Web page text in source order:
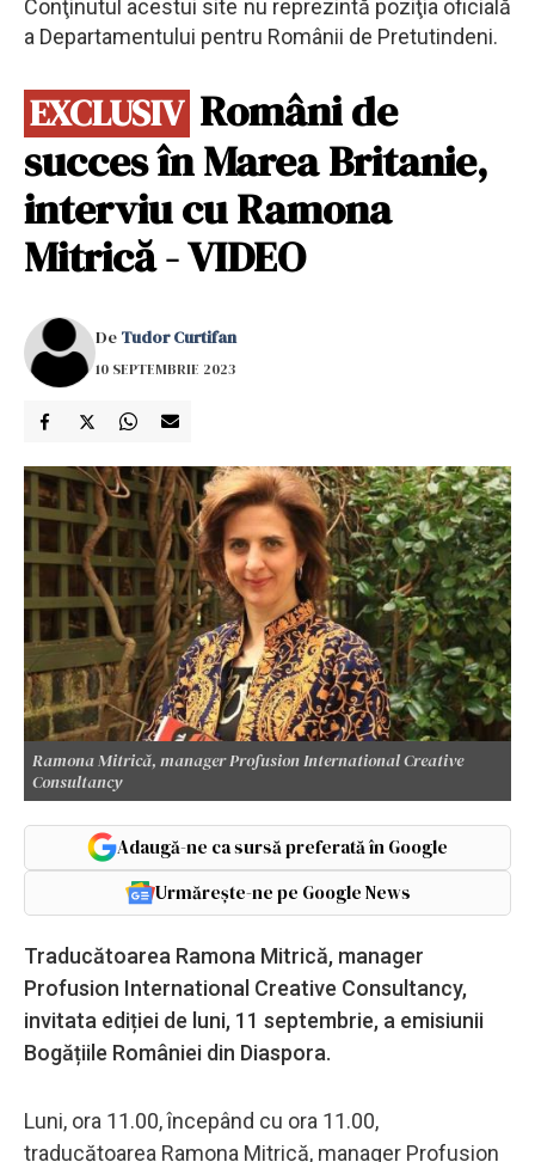
Conţinutul acestui site nu reprezintă poziţia oficială
a Departamentului pentru Românii de Pretutindeni.
EXCLUSIV Români de
succes în Marea Britanie,
interviu cu Ramona
Mitrică - VIDEO
De Tudor Curtifan
10 SEPTEMBRIE 2023
Ramona Mitrică, manager Profusion International Creative
Consultancy
Adaugă-ne ca sursă preferată în Google
Urmărește-ne pe Google News
Traducătoarea Ramona Mitrică, manager
Profusion International Creative Consultancy,
invitata ediției de luni, 11 septembrie, a emisiunii
Bogățiile României din Diaspora.
Luni, ora 11.00, începând cu ora 11.00,
traducătoarea Ramona Mitrică, manager Profusion